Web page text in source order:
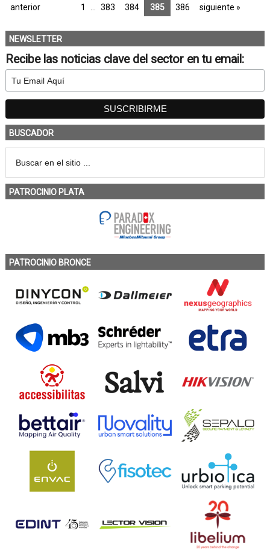
anterior
1 383 384 385 386
siguiente »
NEWSLETTER
Recibe las noticias clave del sector en tu email:
BUSCADOR
PATROCINIO PLATA
PATROCINIO BRONCE